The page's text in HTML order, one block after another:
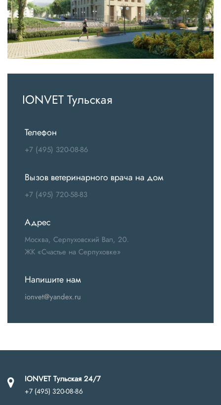
IONVET Тульская
Телефон
+7 (495) 320-08-86
Вызов ветеринарного врача на дом
+7 (495) 720-58-83
Адрес
Москва, Серпуховский Вал, 20.
ЖК «Счастье на Серпуховке»
Напишите нам
ionvet@yandex.ru
IONVET Тульская 24/7
+7 (495) 320-08-86